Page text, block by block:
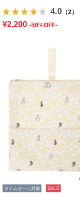
4.0 （2）
¥2,200 -50%OFF-
タイムセール対象 SALE